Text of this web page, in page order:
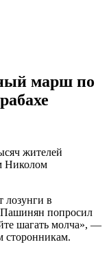
марш по
жителей
Николом
лозунги в
Пашинян попросил
шагать молча», —
сторонникам.